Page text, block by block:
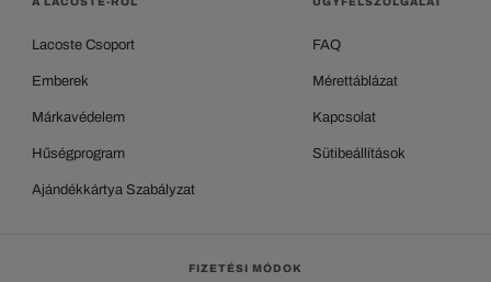
Lacoste Csoport
Emberek
Márkavédelem
Hűségprogram
Ajándékkártya Szabályzat
FAQ
Mérettáblázat
Kapcsolat
Sütibeállítások
FIZETÉSI MÓDOK